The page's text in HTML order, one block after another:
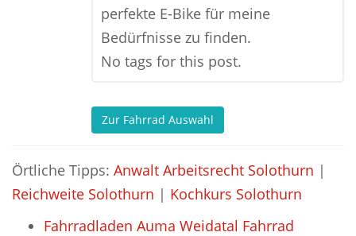
perfekte E-Bike für meine
Bedürfnisse zu finden.
No tags for this post.
Zur Fahrrad Auswahl
Örtliche Tipps: Anwalt Arbeitsrecht Solothurn |
Reichweite Solothurn | Kochkurs Solothurn
Fahrradladen Auma Weidatal Fahrrad